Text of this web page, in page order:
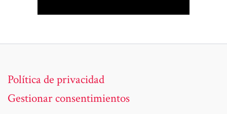
Política de privacidad
Gestionar consentimientos